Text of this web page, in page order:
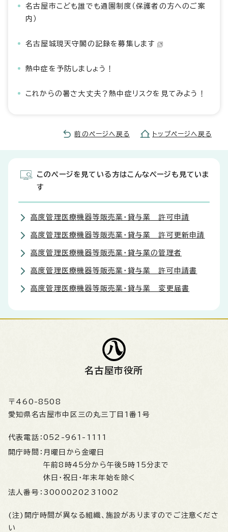
名古屋市こども誰でも通園制度（保護者の方へのご案
内）
名古屋城現天守閣の記録を募集します
熱中症を予防しましょう！
これからの暑さ大丈夫？熱中症リスクを見てみよう！
前のページへ戻る トップページへ戻る
このページを見ている方はこんなページも見ていま
す
高度管理医療機器等販売業・貸与業 許可申請
高度管理医療機器等販売業・貸与業 許可更新申請
高度管理医療機器等販売業・貸与業の管理者
高度管理医療機器等販売業・貸与業 許可申請書
高度管理医療機器等販売業・貸与業 変更届書
名古屋市役所
〒460-8508
愛知県名古屋市中区三の丸三丁目1番1号
代表電話： 052-961-1111
開庁時間： 月曜日から金曜日
午前8時45分から午後5時15分まで
休日・祝日・年末年始を除く
法人番号： 3000020231002
(注)開庁時間が異なる組織、施設がありますのでご注意くださ
い